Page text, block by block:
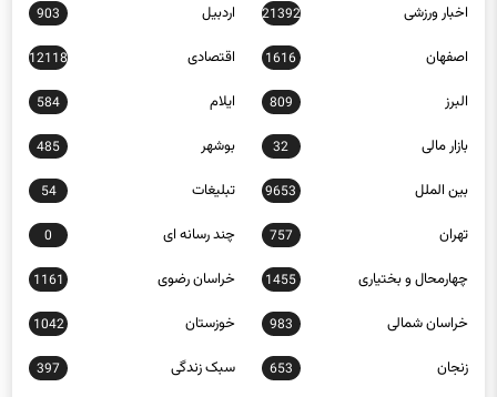
اخبار ورزشی 21392 اردبیل 903
اصفهان 1616 اقتصادی 12118
البرز 809 ایلام 584
بازار مالی 32 بوشهر 485
بین الملل 9653 تبلیغات 54
تهران 757 چند رسانه ای 0
چهارمحال و بختیاری 1455 خراسان رضوی 1161
خراسان شمالی 983 خوزستان 1042
زنجان 653 سبک زندگی 397